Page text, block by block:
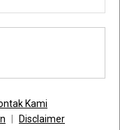
Kami
Disclaimer